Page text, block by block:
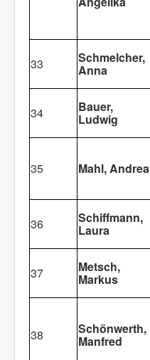
33 Schmelcher,
Anna
34 Bauer,
Ludwig
35 Mahl, Andrea
36 Schiffmann,
Laura
37 Metsch,
Markus
38 Schönwerth,
Manfred